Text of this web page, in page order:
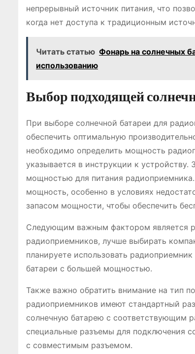
непрерывный источник питания, что
когда нет доступа к традиционным
Читать статью Фонарь на солнечных
использованию
Выбор подходящей
При выборе солнечной батареи для
обеспечить оптимальную
необходимо определить мощность
указывается в инструкции к
мощностью для питания
мощность, особенно в условиях
запасом мощности, чтобы обеспечить
Следующим важным фактором является
радиоприемников, лучше выбирать
планируете использовать
батареи с большей мощностью.
Также важно обратить внимание на тип
радиоприемников имеют стандартный
солнечную батарею с соответствующим
специальные разъемы для подключения
с совместимым разъемом.